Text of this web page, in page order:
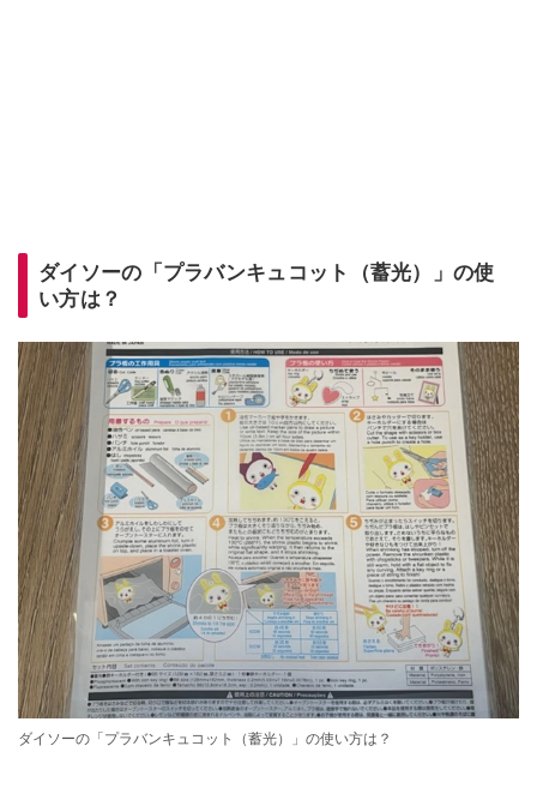
ダイソーの「プラバンキュコット（蓄光）」の使
い方は？
ダイソーの「プラバンキュコット（蓄光）」の使い方は？